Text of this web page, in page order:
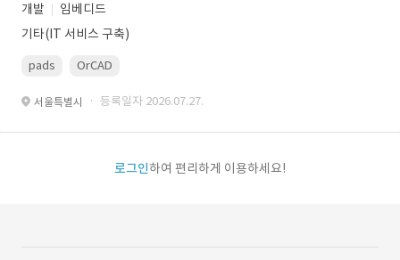
개발
임베디드
기타(IT 서비스 구축)
pads OrCAD
서울특별시 · 등록일자 2026.07.27.
로그인하여 편리하게 이용하세요!